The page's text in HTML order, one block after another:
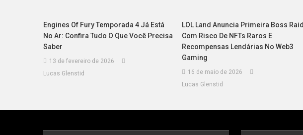
Engines Of Fury Temporada 4 Já Está
No Ar: Confira Tudo O Que Você Precisa
Saber
13 de fevereiro de 2026
Lucas Glenstid
LOL Land Anuncia Primeira Boss Raid
Com Risco De NFTs Raros E
Recompensas Lendárias No Web3
Gaming
16 de maio de 2026
Lucas Glenstid